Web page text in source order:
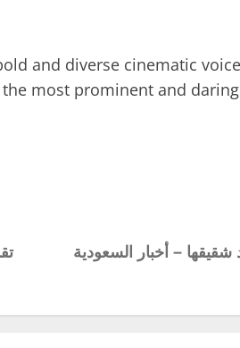
and diverse cinematic
most prominent and daring
– أخبار السعودية